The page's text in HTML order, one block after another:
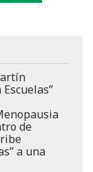
de
a una